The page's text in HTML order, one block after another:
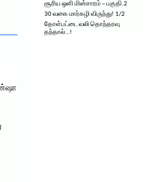
சூரிய ஒளி மின்சாரம் – பகுதி.2
30 வகை மார்கழி விருந்து! 1/2
தோள்பட்டை வலி தொந்தரவு
தந்தால்…!